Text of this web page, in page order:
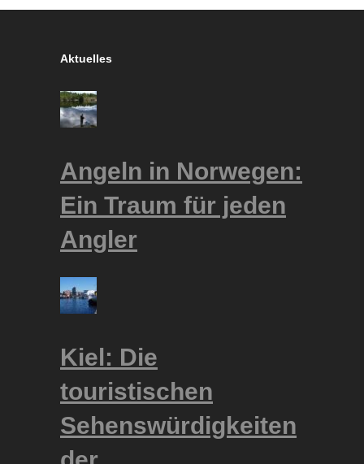
Aktuelles
Angeln in Norwegen:
Ein Traum für jeden
Angler
Kiel: Die
touristischen
Sehenswürdigkeiten